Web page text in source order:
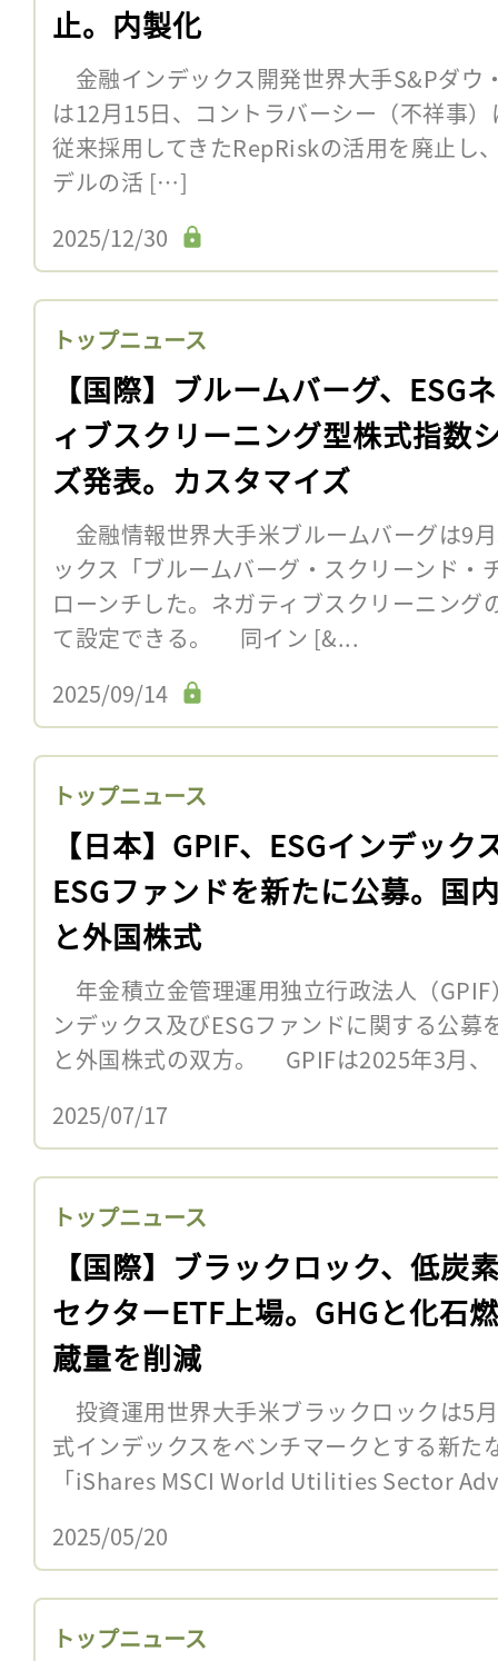
止。内製化
金融インデックス開発世界大手S&Pダウ
は12月15日、コントラバーシー（不祥事
従来採用してきたRepRiskの活用を廃止し
デルの活 […]
2025/12/30
トップニュース
【国際】ブルームバーグ、ESG
ィブスクリーニング型株式指数
ズ発表。カスタマイズ
金融情報世界大手米ブルームバーグは9
ックス「ブルームバーグ・スクリーンド・
ローンチした。ネガティブスクリーニング
て設定できる。 同イン [&...
2025/09/14
トップニュース
【日本】GPIF、ESGインデック
ESGファンドを新たに公募。国
と外国株式
年金積立金管理運用独立行政法人（
ンデックス及びESGファンドに関する公
と外国株式の双方。 GPIFは2025年3月、
2025/07/17
トップニュース
【国際】ブラックロック、低炭
セクターETF上場。GHGと化石
蔵量を削減
投資運用世界大手米ブラックロックは5
式インデックスをベンチマークとする新た
「iShares MSCI World Utilities Sector
2025/05/20
トップニュース